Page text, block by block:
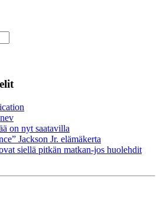
on nyt saatavilla
Jackson Jr. elämäkerta
siellä pitkän matkan-jos huolehdit